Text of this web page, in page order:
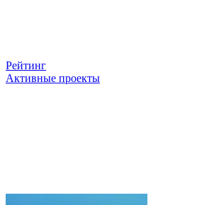
Рейтинг
Активные проекты